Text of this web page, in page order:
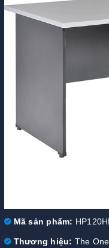
Mã sản phẩm:
Thương hiệu: The One